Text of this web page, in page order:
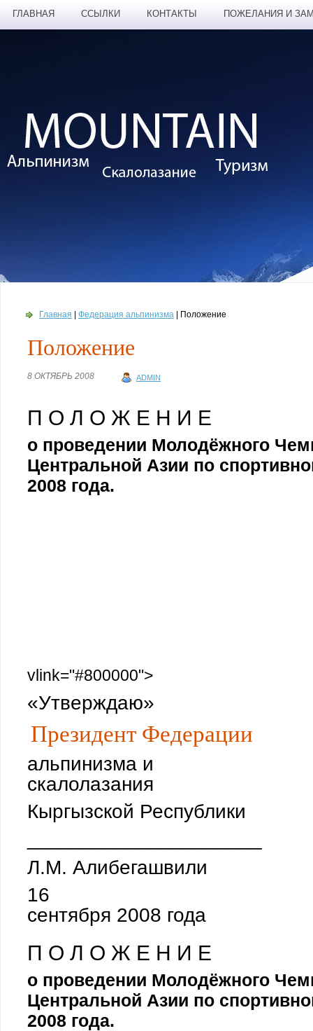
ГЛАВНАЯ ССЫЛКИ КОНТАКТЫ ПОЖЕЛАНИЯ И
Главная Федерация альпинизма | Положение
Положение
8 ОКТЯБРЬ 2008 ADMIN
П О Л О Ж Е Н И Е
о проведении Молодёжного
Центральной Азии по
2008 года.
vlink="#800000">
«Утверждаю»
Президент Федерации
альпинизма и
скалолазания
Кыргызской Республики
Л.М. Алибегашвили
16
сентября 2008 года
П О Л О Ж Е Н И Е
о проведении Молодёжного
Центральной Азии по
2008 года.